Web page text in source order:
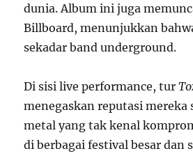
dunia. Album ini juga
Billboard, menunjukkan
sekadar band underground.
Di sisi live performance, tur
menegaskan reputasi mereka
metal yang tak kenal
di berbagai festival besar dan